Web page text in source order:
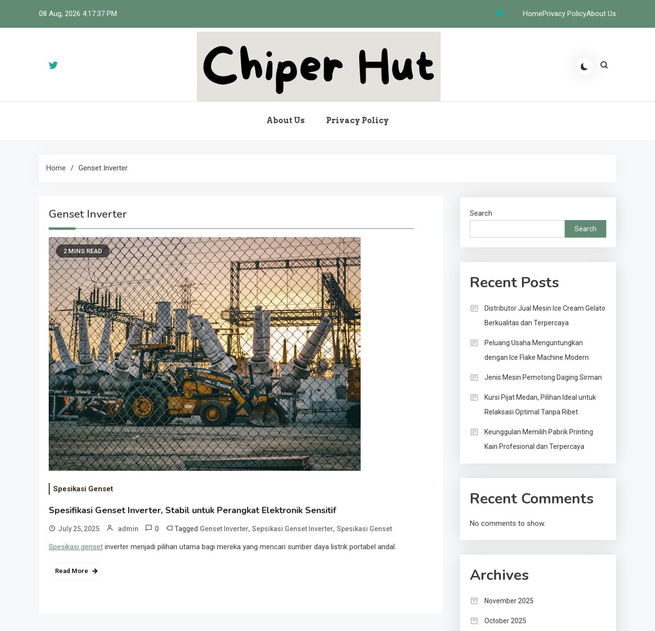
08 Aug, 2026 4:17:38 PM HomePrivacy PolicyAbout Us
Cipher HutAbout Us Privacy Policy
Home Genset Inverter
Genset Inverter
2 MINS READ
Spesikasi Genset
Spesifikasi Genset Inverter, Stabil untuk Perangkat Elektronik Sensitif
July 25, 2025 admin 0 Tagged Genset Inverter, Sepsikasi Genset Inverter, Spesikasi Genset
Spesikasi genset inverter menjadi pilihan utama bagi mereka yang mencari sumber daya listrik portabel andal.
Read More
Search
Search
Recent Posts
Distributor Jual Mesin Ice Cream Gelato
Berkualitas dan Terpercaya
Peluang Usaha Menguntungkan
dengan Ice Flake Machine Modern
Jenis Mesin Pemotong Daging Sirman
Kursi Pijat Medan, Pilihan Ideal untuk
Relaksasi Optimal Tanpa Ribet
Keunggulan Memilih Pabrik Printing
Kain Profesional dan Terpercaya
Recent Comments
No comments to show.
Archives
November 2025
October 2025